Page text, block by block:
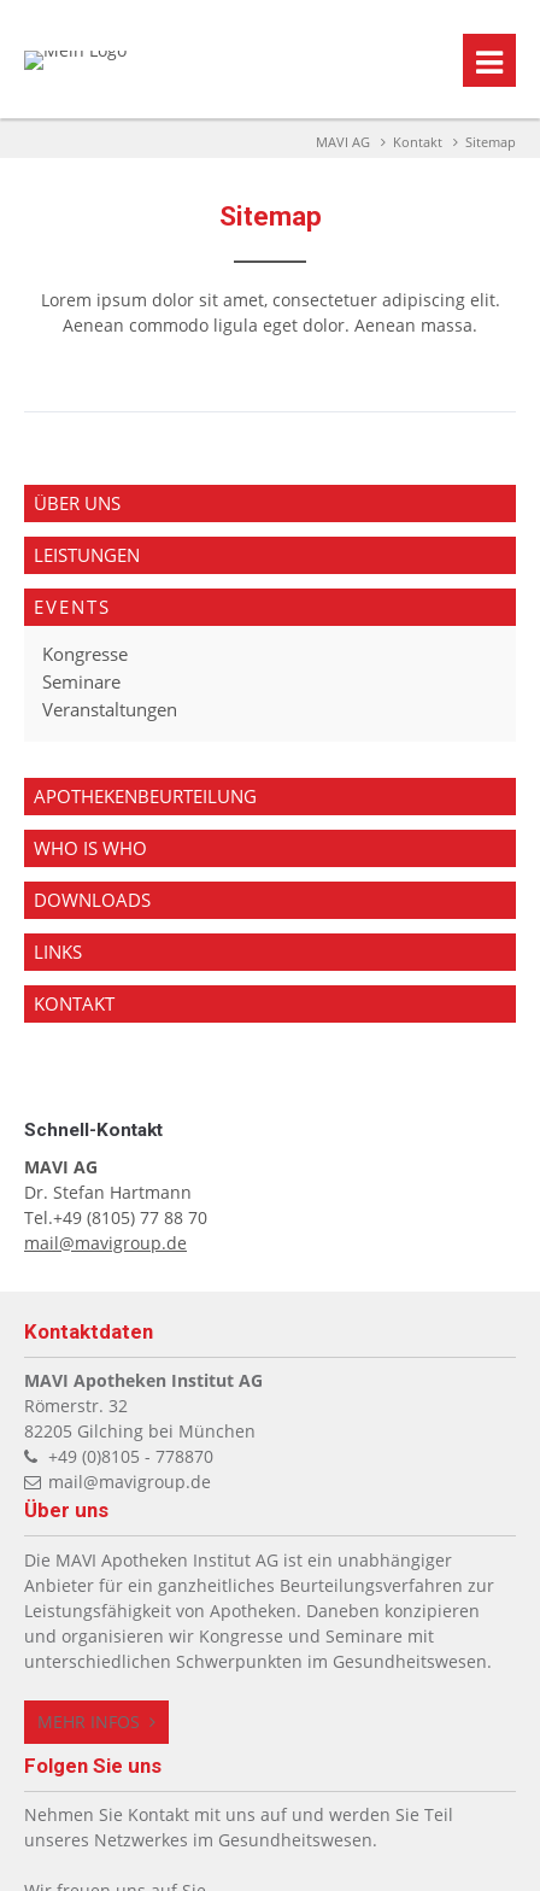
MAVI AG Kontakt Sitemap
Sitemap
Lorem ipsum dolor sit amet, consectetuer adipiscing elit.
Aenean commodo ligula eget dolor. Aenean massa.
ÜBER UNS
LEISTUNGEN
EVENTS
Kongresse
Seminare
Veranstaltungen
APOTHEKENBEURTEILUNG
WHO IS WHO
DOWNLOADS
LINKS
KONTAKT
Schnell-Kontakt
MAVI AG
Dr. Stefan Hartmann
Tel.+49 (8105) 77 88 70
mail@mavigroup.de
Kontaktdaten
MAVI Apotheken Institut AG
Römerstr. 32
82205 Gilching bei München
+49 (0)8105 - 778870
mail@mavigroup.de
Über uns
Die MAVI Apotheken Institut AG ist ein unabhängiger
Anbieter für ein ganzheitliches Beurteilungsverfahren zur
Leistungsfähigkeit von Apotheken. Daneben konzipieren
und organisieren wir Kongresse und Seminare mit
unterschiedlichen Schwerpunkten im Gesundheitswesen.
MEHR INFOS
Folgen Sie uns
Nehmen Sie Kontakt mit uns auf und werden Sie Teil
unseres Netzwerkes im Gesundheitswesen.